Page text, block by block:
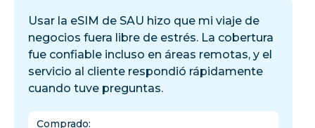
Usar la eSIM de SAU hizo que mi viaje de
negocios fuera libre de estrés. La cobertura
fue confiable incluso en áreas remotas, y el
servicio al cliente respondió rápidamente
cuando tuve preguntas.
Comprado: